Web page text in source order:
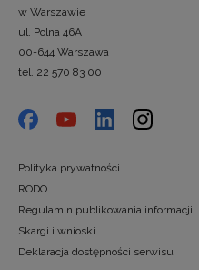
w Warszawie
ul. Polna 46A
00-644 Warszawa
tel. 22 570 83 00
Polityka prywatności
RODO
Regulamin publikowania informacji
Skargi i wnioski
Deklaracja dostępności serwisu